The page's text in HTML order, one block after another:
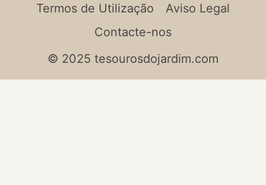
Termos de Utilização
Aviso Legal
Contacte-nos
© 2025 tesourosdojardim.com